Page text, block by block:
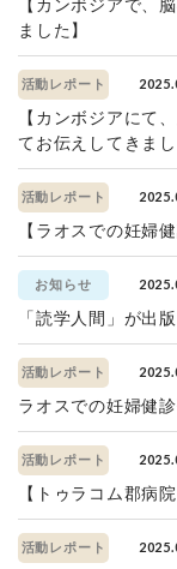
【カンボジアで、
ました】
活動レポート
【カンボジアにて
てお伝えしてきまし
活動レポート
【ラオスでの妊婦
お知らせ
「読学人間」が出
活動レポート
ラオスでの妊婦健
活動レポート
【トゥラコム郡病
活動レポート